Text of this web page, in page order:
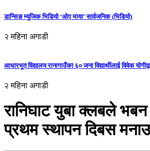
डान्सिङ म्युजिक भिडियो ‘ओए माया’ सार्वजनिक (भिडियो)
२ महिना अगाडी
आधारभूत विद्यालय रानागाउँका ६० जना विद्यार्थीलाई विवेक
२ महिना अगाडी
रानिघाट युबा क्लबले भबन
प्रथम स्थापन दिबस